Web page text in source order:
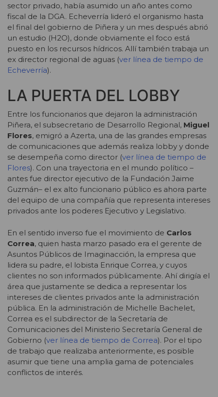
sector privado, había asumido un año antes como
fiscal de la DGA. Echeverría lideró el organismo hasta
el final del gobierno de Piñera y un mes después abrió
un estudio (H2O), donde obviamente el foco está
puesto en los recursos hídricos. Allí también trabaja un
ex director regional de aguas (ver línea de tiempo de
Echeverría).
LA PUERTA DEL LOBBY
Entre los funcionarios que dejaron la administración
Piñera, el subsecretario de Desarrollo Regional, Miguel
Flores, emigró a Azerta, una de las grandes empresas
de comunicaciones que además realiza lobby y donde
se desempeña como director (ver línea de tiempo de
Flores). Con una trayectoria en el mundo político –
antes fue director ejecutivo de la Fundación Jaime
Guzmán– el ex alto funcionario público es ahora parte
del equipo de una compañía que representa intereses
privados ante los poderes Ejecutivo y Legislativo.
En el sentido inverso fue el movimiento de Carlos
Correa, quien hasta marzo pasado era el gerente de
Asuntos Públicos de Imaginacción, la empresa que
lidera su padre, el lobista Enrique Correa, y cuyos
clientes no son informados públicamente. Ahí dirigía el
área que justamente se dedica a representar los
intereses de clientes privados ante la administración
pública. En la administración de Michelle Bachelet,
Correa es el subdirector de la Secretaría de
Comunicaciones del Ministerio Secretaría General de
Gobierno (ver línea de tiempo de Correa). Por el tipo
de trabajo que realizaba anteriormente, es posible
asumir que tiene una amplia gama de potenciales
conflictos de interés.